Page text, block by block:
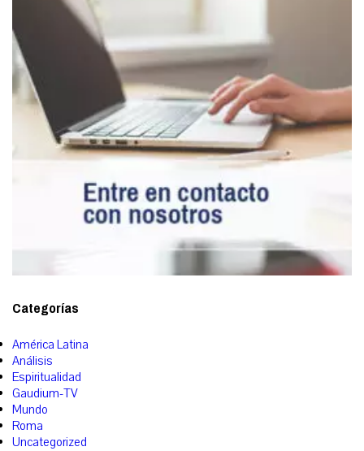
Categorías
América Latina
Análisis
Espiritualidad
Gaudium-TV
Mundo
Roma
Uncategorized